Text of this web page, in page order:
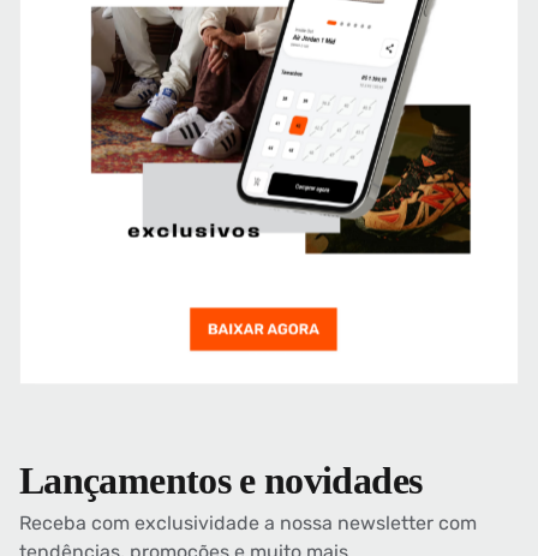
Lançamentos e novidades
Receba com exclusividade a nossa newsletter com